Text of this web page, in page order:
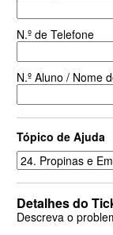
N.º de Telefone
N.º Aluno / Nome
Tópico de Ajuda
Detalhes do
Descreva o